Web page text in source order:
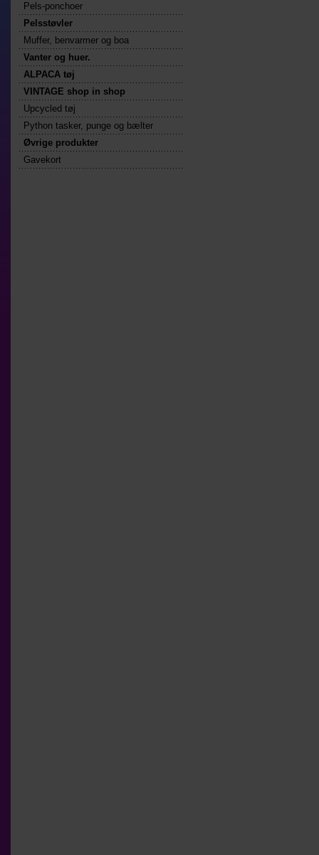
Pels-ponchoer
Pelsstøvler
Muffer, benvarmer og boa
Vanter og huer.
ALPACA tøj
VINTAGE shop in shop
Upcycled tøj
Python tasker, punge og bælter
Øvrige produkter
Gavekort